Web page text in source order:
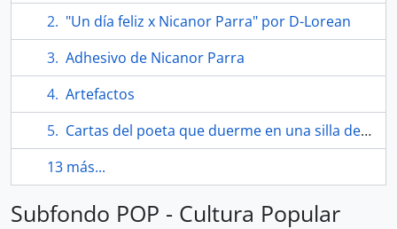
"Un día feliz x Nicanor Parra" por D-Lorean
Adhesivo de Nicanor Parra
Artefactos
Cartas del poeta que duerme en una silla de Nicanor Parra. Cuadríptico
13 más...
Subfondo POP - Cultura Popular